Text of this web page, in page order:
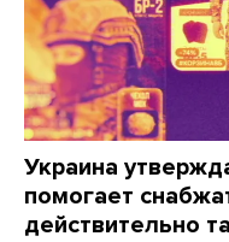
Украина
помогает
действительно